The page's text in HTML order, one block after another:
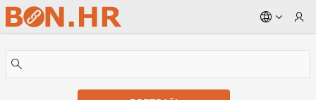
Skip to Main Content